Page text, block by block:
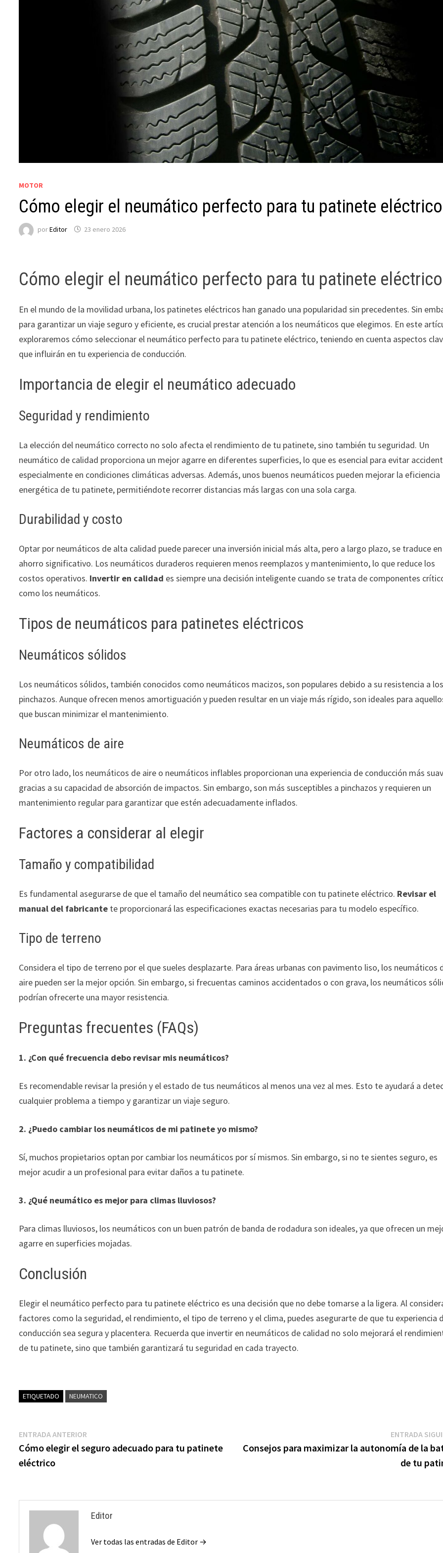
MOTOR
Cómo elegir el neumático perfecto para tu patinete eléctrico
porEditor 23 enero 2026
Cómo elegir el neumático perfecto para tu patinete eléctrico
En el mundo de la movilidad urbana, los patinetes eléctricos han ganado una popularidad sin precedentes. Sin
para garantizar un viaje seguro y eficiente, es crucial prestar atención a los neumáticos que elegimos. En este
exploraremos cómo seleccionar el neumático perfecto para tu patinete eléctrico, teniendo en cuenta aspectos
que influirán en tu experiencia de conducción.
Importancia de elegir el neumático adecuado
Seguridad y rendimiento
La elección del neumático correcto no solo afecta el rendimiento de tu patinete, sino también tu seguridad. Un
neumático de calidad proporciona un mejor agarre en diferentes superficies, lo que es esencial para evitar
especialmente en condiciones climáticas adversas. Además, unos buenos neumáticos pueden mejorar la eficiencia
energética de tu patinete, permitiéndote recorrer distancias más largas con una sola carga.
Durabilidad y costo
Optar por neumáticos de alta calidad puede parecer una inversión inicial más alta, pero a largo plazo, se traduce
ahorro significativo. Los neumáticos duraderos requieren menos reemplazos y mantenimiento, lo que reduce los
costos operativos. Invertir en calidad es siempre una decisión inteligente cuando se trata de componentes
como los neumáticos.
Tipos de neumáticos para patinetes eléctricos
Neumáticos sólidos
Los neumáticos sólidos, también conocidos como neumáticos macizos, son populares debido a su resistencia a los
pinchazos. Aunque ofrecen menos amortiguación y pueden resultar en un viaje más rígido, son ideales para
que buscan minimizar el mantenimiento.
Neumáticos de aire
Por otro lado, los neumáticos de aire o neumáticos inflables proporcionan una experiencia de conducción más
gracias a su capacidad de absorción de impactos. Sin embargo, son más susceptibles a pinchazos y requieren un
mantenimiento regular para garantizar que estén adecuadamente inflados.
Factores a considerar al elegir
Tamaño y compatibilidad
Es fundamental asegurarse de que el tamaño del neumático sea compatible con tu patinete eléctrico. Revisar el
manual del fabricante te proporcionará las especificaciones exactas necesarias para tu modelo específico.
Tipo de terreno
Considera el tipo de terreno por el que sueles desplazarte. Para áreas urbanas con pavimento liso, los neumáticos
aire pueden ser la mejor opción. Sin embargo, si frecuentas caminos accidentados o con grava, los neumáticos
podrían ofrecerte una mayor resistencia.
Preguntas frecuentes (FAQs)
1. ¿Con qué frecuencia debo revisar mis neumáticos?
Es recomendable revisar la presión y el estado de tus neumáticos al menos una vez al mes. Esto te ayudará a
cualquier problema a tiempo y garantizar un viaje seguro.
2. ¿Puedo cambiar los neumáticos de mi patinete yo mismo?
Sí, muchos propietarios optan por cambiar los neumáticos por sí mismos. Sin embargo, si no te sientes seguro, es
mejor acudir a un profesional para evitar daños a tu patinete.
3. ¿Qué neumático es mejor para climas lluviosos?
Para climas lluviosos, los neumáticos con un buen patrón de banda de rodadura son ideales, ya que ofrecen un
agarre en superficies mojadas.
Conclusión
Elegir el neumático perfecto para tu patinete eléctrico es una decisión que no debe tomarse a la ligera. Al
factores como la seguridad, el rendimiento, el tipo de terreno y el clima, puedes asegurarte de que tu experiencia
conducción sea segura y placentera. Recuerda que invertir en neumáticos de calidad no solo mejorará el
de tu patinete, sino que también garantizará tu seguridad en cada trayecto.
ETIQUETADO NEUMATICO
Navegación
de
ENTRADA ANTERIOR
anterior:
Cómo elegir el seguro adecuado para tu patinete
eléctrico
ENTRADA
Consejos para maximizar la autonomía de la
de tu
Editor
Ver todas las entradas de Editor →